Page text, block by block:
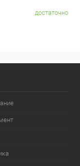
достаточно